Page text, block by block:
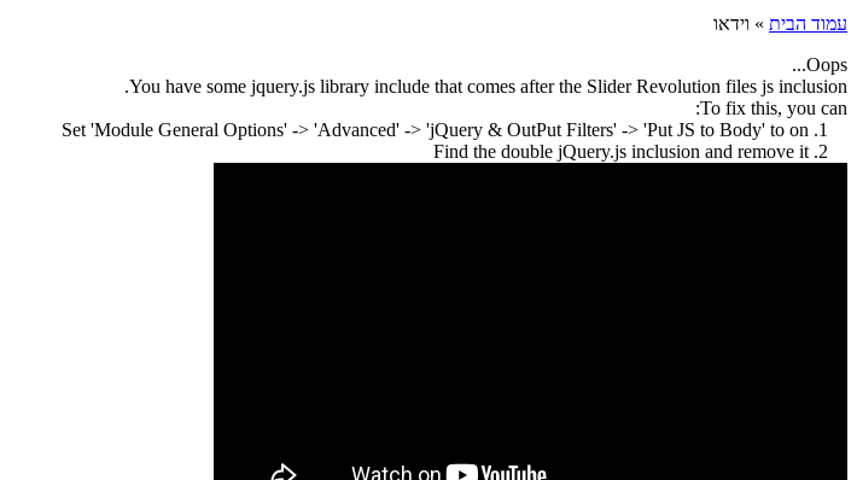
עמוד הבית » וידאו
Oops...
You have some jquery.js library include that comes after the Slider Revolution files js inclusion.
To fix this, you can: